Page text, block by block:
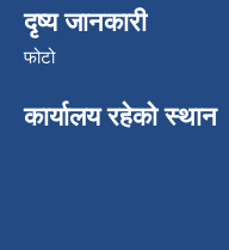
दृष्य जानकारी
फोटो
कार्यालय रहेको स्थान